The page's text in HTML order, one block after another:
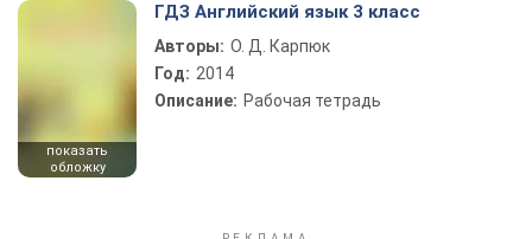
показать
обложку
ГДЗ Английский язык 3 класс
Авторы: О. Д. Карпюк
Год: 2014
Описание: Рабочая тетрадь